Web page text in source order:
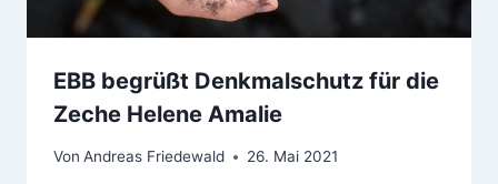
EBB begrüßt Denkmalschutz für die
Zeche Helene Amalie
Von Andreas Friedewald 26. Mai 2021